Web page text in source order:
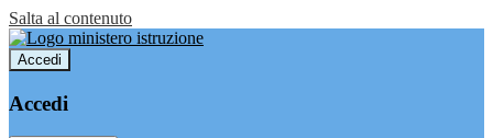
Salta al contenuto
Accedi
Accedi